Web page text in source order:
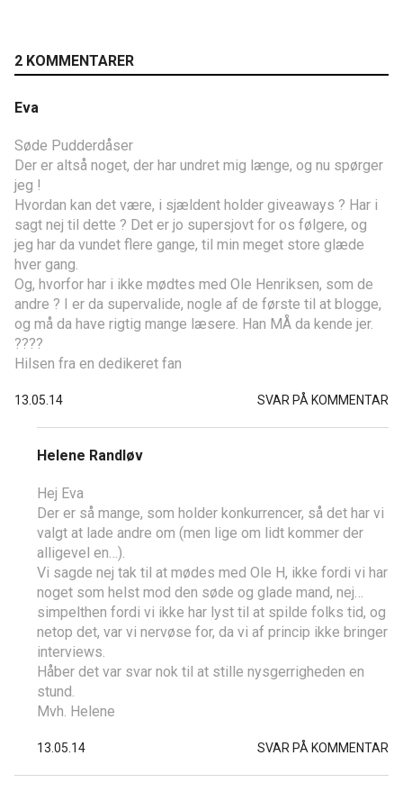
2 KOMMENTARER
Eva
Søde Pudderdåser
Der er altså noget, der har undret mig længe, og nu spørger
jeg !
Hvordan kan det være, i sjældent holder giveaways ? Har i
sagt nej til dette ? Det er jo supersjovt for os følgere, og
jeg har da vundet flere gange, til min meget store glæde
hver gang.
Og, hvorfor har i ikke mødtes med Ole Henriksen, som de
andre ? I er da supervalide, nogle af de første til at blogge,
og må da have rigtig mange læsere. Han MÅ da kende jer.
????
Hilsen fra en dedikeret fan
13.05.14 SVAR PÅ KOMMENTAR
Helene Randløv
Hej Eva
Der er så mange, som holder konkurrencer, så det har vi
valgt at lade andre om (men lige om lidt kommer der
alligevel en…).
Vi sagde nej tak til at mødes med Ole H, ikke fordi vi har
noget som helst mod den søde og glade mand, nej…
simpelthen fordi vi ikke har lyst til at spilde folks tid, og
netop det, var vi nervøse for, da vi af princip ikke bringer
interviews.
Håber det var svar nok til at stille nysgerrigheden en
stund.
Mvh. Helene
13.05.14 SVAR PÅ KOMMENTAR